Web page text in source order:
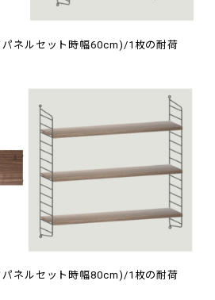
ネルセット時幅60cm)/1枚の耐荷
ネルセット時幅80cm)/1枚の耐荷